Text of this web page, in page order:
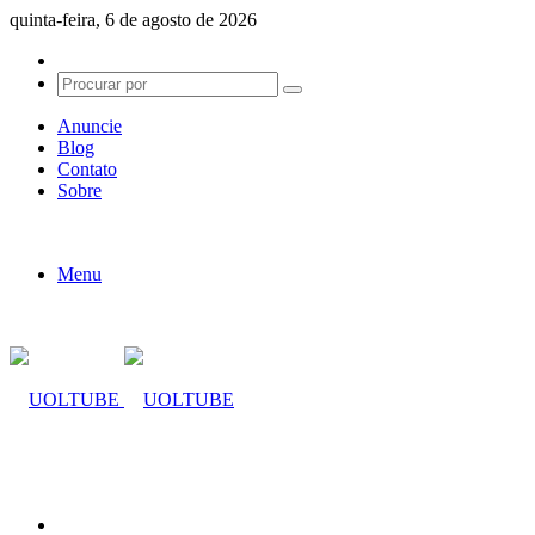
quinta-feira, 6 de agosto de 2026
skin
Procurar
Anuncie
Blog
Contato
Sobre
Menu